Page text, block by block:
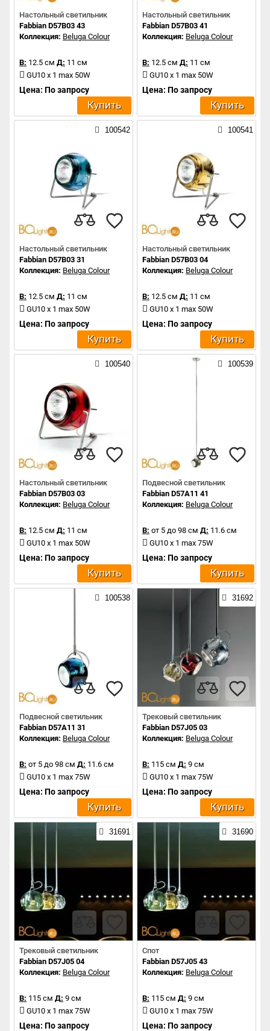
Настольный светильник
Fabbian D57B03 43
Коллекция: Beluga Colour
В: 12.5 см Д: 11 см
GU10 x 1 max 50W
Цена: По запросу
Купить
Настольный светильник
Fabbian D57B03 41
Коллекция: Beluga Colour
В: 12.5 см Д: 11 см
GU10 x 1 max 50W
Цена: По запросу
Купить
100542
Настольный светильник
Fabbian D57B03 31
Коллекция: Beluga Colour
В: 12.5 см Д: 11 см
GU10 x 1 max 50W
Цена: По запросу
Купить
100541
Настольный светильник
Fabbian D57B03 04
Коллекция: Beluga Colour
В: 12.5 см Д: 11 см
GU10 x 1 max 50W
Цена: По запросу
Купить
100540
Настольный светильник
Fabbian D57B03 03
Коллекция: Beluga Colour
В: 12.5 см Д: 11 см
GU10 x 1 max 50W
Цена: По запросу
Купить
100539
Подвесной светильник
Fabbian D57A11 41
Коллекция: Beluga Colour
В: от 5 до 98 см Д: 11.6 см
GU10 x 1 max 75W
Цена: По запросу
Купить
100538
Подвесной светильник
Fabbian D57A11 31
Коллекция: Beluga Colour
В: от 5 до 98 см Д: 11.6 см
GU10 x 1 max 75W
Цена: По запросу
Купить
31692
Трековый светильник
Fabbian D57J05 03
Коллекция: Beluga Colour
В: 115 см Д: 9 см
GU10 x 1 max 75W
Цена: По запросу
Купить
31691
Трековый светильник
Fabbian D57J05 04
Коллекция: Beluga Colour
В: 115 см Д: 9 см
GU10 x 1 max 75W
Цена: По запросу
31690
Спот
Fabbian D57J05 43
Коллекция: Beluga Colour
В: 115 см Д: 9 см
GU10 x 1 max 75W
Цена: По запросу